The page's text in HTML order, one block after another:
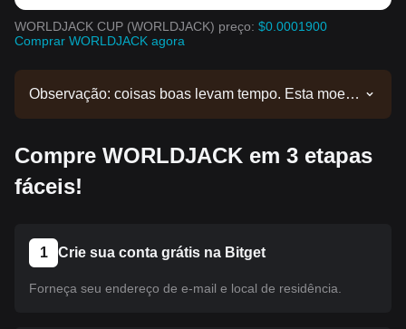
WORLDJACK CUP (WORLDJACK) preço: $0.0001900
Comprar WORLDJACK agora
Observação: coisas boas levam tempo. Esta moeda
Quando estiver disponível na Bitget, você poderá
mesmo tutorial se aplica a todas as criptomoedas
Compre WORLDJACK em 3 etapas
fáceis!
1 Crie sua conta grátis na Bitget
Forneça seu endereço de e-mail e local de residência.